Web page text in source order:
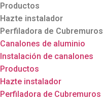
Productos
Hazte instalador
Perfiladora de Cubremuros
Canalones de aluminio
Instalación de canalones
Productos
Hazte instalador
Perfiladora de Cubremuros